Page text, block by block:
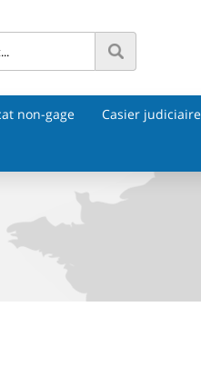
non-gage Casier judiciaire